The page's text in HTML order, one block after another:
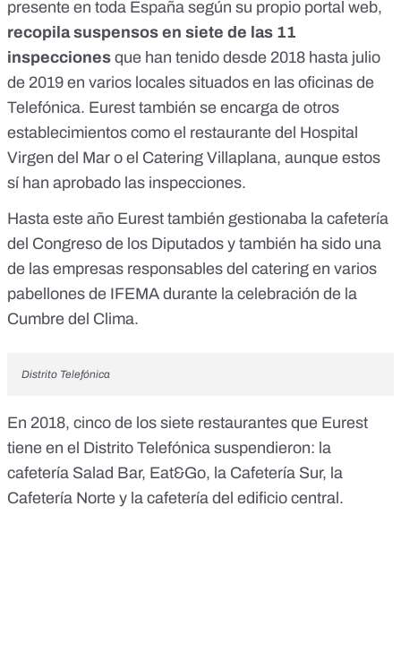
presente en toda España según su propio portal web,
recopila suspensos en siete de las 11
inspecciones que han tenido desde 2018 hasta julio
de 2019 en varios locales situados en las oficinas de
Telefónica. Eurest también se encarga de otros
establecimientos como el restaurante del Hospital
Virgen del Mar o el Catering Villaplana, aunque estos
sí han aprobado las inspecciones.
Hasta este año Eurest también gestionaba la cafetería
del Congreso de los Diputados y también ha sido una
de las empresas responsables del catering en varios
pabellones de IFEMA durante la celebración de la
Cumbre del Clima.
Distrito Telefónica
En 2018, cinco de los siete restaurantes que Eurest
tiene en el Distrito Telefónica suspendieron: la
cafetería Salad Bar, Eat&Go, la Cafetería Sur, la
Cafetería Norte y la cafetería del edificio central.